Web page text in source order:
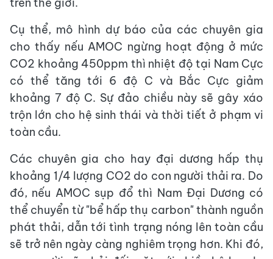
Cụ thể, mô hình dự báo của các chuyên gia
cho thấy nếu AMOC ngừng hoạt động ở mức
CO2 khoảng 450ppm thì nhiệt độ tại Nam Cực
có thể tăng tới 6 độ C và Bắc Cực giảm
khoảng 7 độ C. Sự đảo chiều này sẽ gây xáo
trộn lớn cho hệ sinh thái và thời tiết ở phạm vi
toàn cầu.
Các chuyên gia cho hay đại dương hấp thụ
khoảng 1/4 lượng CO2 do con người thải ra. Do
đó, nếu AMOC sụp đổ thì Nam Đại Dương có
thể chuyển từ "bể hấp thụ carbon" thành nguồn
phát thải, dẫn tới tình trạng nóng lên toàn cầu
sẽ trở nên ngày càng nghiêm trọng hơn. Khi đó,